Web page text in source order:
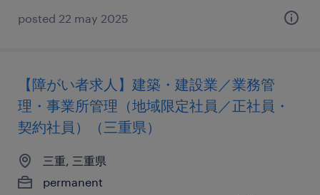
posted 22 may 2025
【障がい者求人】建築・建設業／業務管
理・事業所管理（地域限定社員／正社員・
契約社員）（三重県）
三重, 三重県
permanent